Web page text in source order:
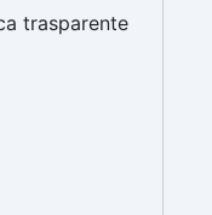
il contatto